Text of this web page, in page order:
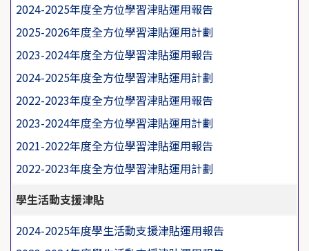
2024-2025年度全方位學習津貼運用報告
2025-2026年度全方位學習津貼運用計劃
2023-2024年度全方位學習津貼運用報告
2024-2025年度全方位學習津貼運用計劃
2022-2023年度全方位學習津貼運用報告
2023-2024年度全方位學習津貼運用計劃
2021-2022年度全方位學習津貼運用報告
2022-2023年度全方位學習津貼運用計劃
學生活動支援津貼
2024-2025年度學生活動支援津貼運用報告